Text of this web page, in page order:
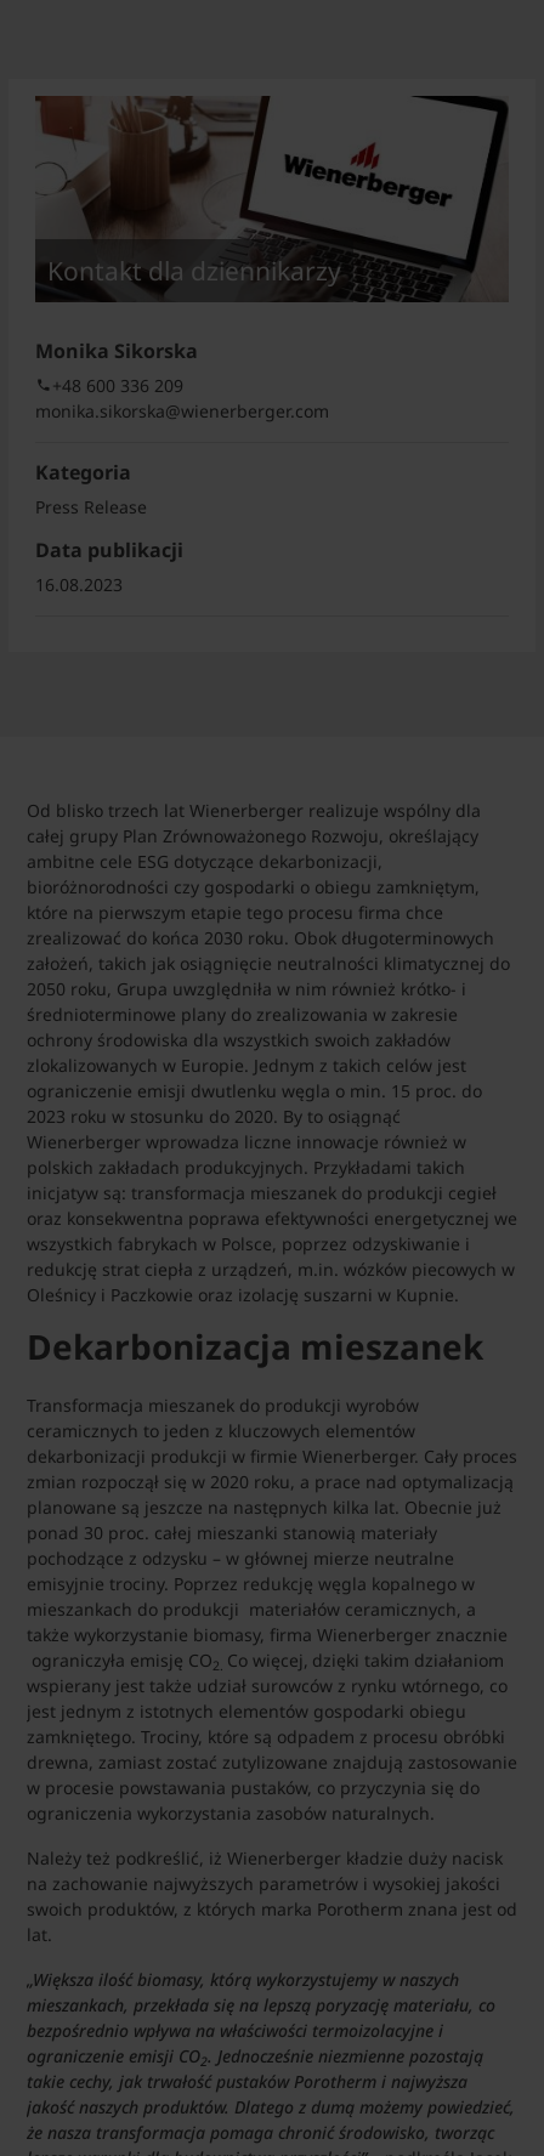
Kontakt dla dziennikarzy
Monika Sikorska
+48 600 336 209
monika.sikorska@wienerberger.com
Kategoria
Press Release
Data publikacji
16.08.2023
Od blisko trzech lat Wienerberger realizuje wspólny dla
całej grupy Plan Zrównoważonego Rozwoju, określający
ambitne cele ESG dotyczące dekarbonizacji,
bioróżnorodności czy gospodarki o obiegu zamkniętym,
które na pierwszym etapie tego procesu firma chce
zrealizować do końca 2030 roku. Obok długoterminowych
założeń, takich jak osiągnięcie neutralności klimatycznej do
2050 roku, Grupa uwzględniła w nim również krótko- i
średnioterminowe plany do zrealizowania w zakresie
ochrony środowiska dla wszystkich swoich zakładów
zlokalizowanych w Europie. Jednym z takich celów jest
ograniczenie emisji dwutlenku węgla o min. 15 proc. do
2023 roku w stosunku do 2020. By to osiągnąć
Wienerberger wprowadza liczne innowacje również w
polskich zakładach produkcyjnych. Przykładami takich
inicjatyw są: transformacja mieszanek do produkcji cegieł
oraz konsekwentna poprawa efektywności energetycznej we
wszystkich fabrykach w Polsce, poprzez odzyskiwanie i
redukcję strat ciepła z urządzeń, m.in. wózków piecowych w
Oleśnicy i Paczkowie oraz izolację suszarni w Kupnie.
Dekarbonizacja mieszanek
Transformacja mieszanek do produkcji wyrobów
ceramicznych to jeden z kluczowych elementów
dekarbonizacji produkcji w firmie Wienerberger. Cały proces
zmian rozpoczął się w 2020 roku, a prace nad optymalizacją
planowane są jeszcze na następnych kilka lat. Obecnie już
ponad 30 proc. całej mieszanki stanowią materiały
pochodzące z odzysku – w głównej mierze neutralne
emisyjnie trociny. Poprzez redukcję węgla kopalnego w
mieszankach do produkcji materiałów ceramicznych, a
także wykorzystanie biomasy, firma Wienerberger znacznie
ograniczyła emisję CO2. Co więcej, dzięki takim działaniom
wspierany jest także udział surowców z rynku wtórnego, co
jest jednym z istotnych elementów gospodarki obiegu
zamkniętego. Trociny, które są odpadem z procesu obróbki
drewna, zamiast zostać zutylizowane znajdują zastosowanie
w procesie powstawania pustaków, co przyczynia się do
ograniczenia wykorzystania zasobów naturalnych.
Należy też podkreślić, iż Wienerberger kładzie duży nacisk
na zachowanie najwyższych parametrów i wysokiej jakości
swoich produktów, z których marka Porotherm znana jest od
lat.
„Większa ilość biomasy, którą wykorzystujemy w naszych
mieszankach, przekłada się na lepszą poryzację materiału, co
bezpośrednio wpływa na właściwości termoizolacyjne i
ograniczenie emisji CO2. Jednocześnie niezmienne pozostają
takie cechy, jak trwałość pustaków Porotherm i najwyższa
jakość naszych produktów. Dlatego z dumą możemy powiedzieć,
że nasza transformacja pomaga chronić środowisko, tworząc